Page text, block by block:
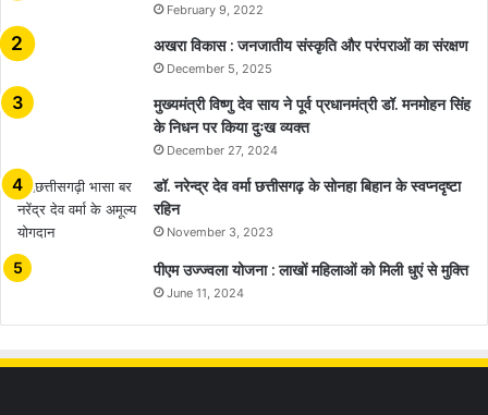
February 9, 2022
अखरा विकास : जनजातीय संस्कृति और परंपराओं का संरक्षण
December 5, 2025
मुख्यमंत्री विष्णु देव साय ने पूर्व प्रधानमंत्री डॉ. मनमोहन सिंह
के निधन पर किया दुःख व्यक्त
December 27, 2024
डॉ. नरेन्द्र देव वर्मा छत्तीसगढ़ के सोनहा बिहान के स्वप्नदृष्टा
रहिन
November 3, 2023
पीएम उज्ज्वला योजना : लाखों महिलाओं को मिली धुएं से मुक्ति
June 11, 2024